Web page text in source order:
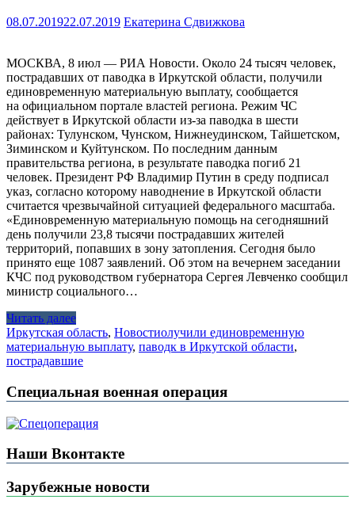
08.07.201922.07.2019 Екатерина Сдвижкова
МОСКВА, 8 июл — РИА Новости. Около 24 тысяч человек,
пострадавших от паводка в Иркутской области, получили
единовременную материальную выплату, сообщается
на официальном портале властей региона. Режим ЧС
действует в Иркутской области из-за паводка в шести
районах: Тулунском, Чунском, Нижнеудинском, Тайшетском,
Зиминском и Куйтунском. По последним данным
правительства региона, в результате паводка погиб 21
человек. Президент РФ Владимир Путин в среду подписал
указ, согласно которому наводнение в Иркутской области
считается чрезвычайной ситуацией федерального масштаба.
«Единовременную материальную помощь на сегодняшний
день получили 23,8 тысячи пострадавших жителей
территорий, попавших в зону затопления. Сегодня было
принято еще 1087 заявлений. Об этом на вечернем заседании
КЧС под руководством губернатора Сергея Левченко сообщил
министр социального…
Читать далее
Иркутская область, Новостиолучили единовременную
материальную выплату, паводк в Иркутской области,
пострадавшие
Специальная военная операция
Наши Вконтакте
Зарубежные новости